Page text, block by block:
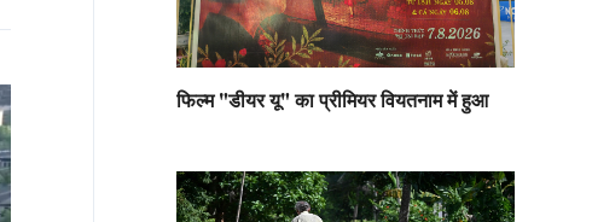
फिल्म "डीयर यू" का प्रीमियर वियतनाम में हुआ